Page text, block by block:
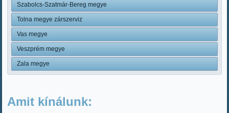
Szabolcs-Szatmár-Bereg megye
Tolna megye zárszerviz
Vas megye
Veszprém megye
Zala megye
Amit kínálunk: